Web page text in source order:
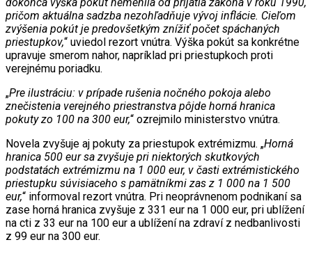
dokonca výška pokút nemenila od prijatia zákona v roku 1990,
pričom aktuálna sadzba nezohľadňuje vývoj inflácie. Cieľom
zvýšenia pokút je predovšetkým znížiť počet spáchaných
priestupkov,“ uviedol rezort vnútra. Výška pokút sa konkrétne
upravuje smerom nahor, napríklad pri priestupkoch proti
verejnému poriadku.
„Pre ilustráciu: v prípade rušenia nočného pokoja alebo
znečistenia verejného priestranstva pôjde horná hranica
pokuty zo 100 na 300 eur,“ ozrejmilo ministerstvo vnútra.
Novela zvyšuje aj pokuty za priestupok extrémizmu. „Horná
hranica 500 eur sa zvyšuje pri niektorých skutkových
podstatách extrémizmu na 1 000 eur, v časti extrémistického
priestupku súvisiaceho s pamätníkmi zas z 1 000 na 1 500
eur,“ informoval rezort vnútra. Pri neoprávnenom podnikaní sa
zase horná hranica zvyšuje z 331 eur na 1 000 eur, pri ublížení
na cti z 33 eur na 100 eur a ublížení na zdraví z nedbanlivosti
z 99 eur na 300 eur.